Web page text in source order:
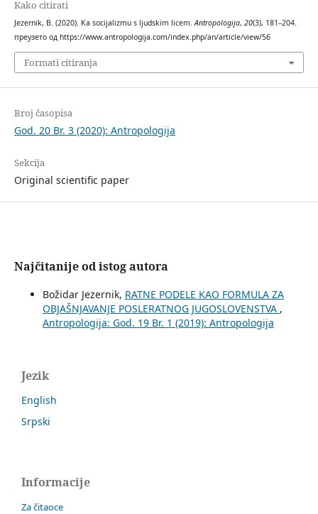
Kako citirati
Jezernik, B. (2020). Ka socijalizmu s ljudskim licem.Antropologija, 20(3), 181–204.
преузето од https://www.antropologija.com/index.php/an/article/view/56
Formati citiranja
Broj časopisa
God. 20 Br. 3 (2020): Antropologija
Sekcija
Original scientific paper
Najčitanije od istog autora
Božidar Jezernik, RATNE PODELE KAO FORMULA ZA
OBJAŠNJAVANJE POSLERATNOG JUGOSLOVENSTVA ,
Antropologija: God. 19 Br. 1 (2019): Antropologija
Jezik
English
Srpski
Informacije
Za čitaoce